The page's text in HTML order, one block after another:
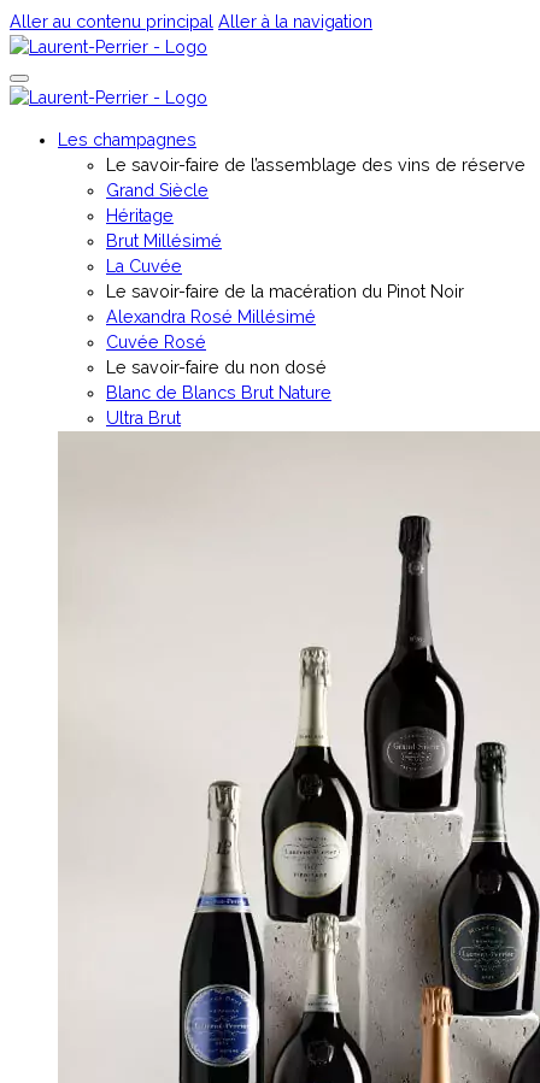
Aller au contenu principal Aller à la navigation
Les champagnes
Le savoir-faire de l’assemblage des vins de réserve
Grand Siècle
Héritage
Brut Millésimé
La Cuvée
Le savoir-faire de la macération du Pinot Noir
Alexandra Rosé Millésimé
Cuvée Rosé
⁠Le savoir-faire du non dosé
Blanc de Blancs Brut Nature
Ultra Brut